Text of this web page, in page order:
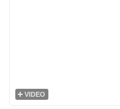
VIDEO